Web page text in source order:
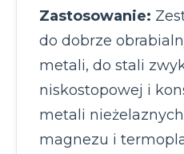
Zastosowanie:
do dobrze
metali, do stali
niskostopowej i
metali
magnezu i